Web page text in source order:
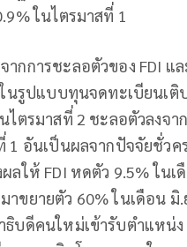
ในไตรมาสที่ 1
ากการชะลอตัวของ FDI แ
ในรูปแบบทุนจดทะเบียนเติ
ไตรมาสที่ 2 ชะลอตัวลงจา
1 อันเป็นผลจากปัจจัยชั่วค
ผลให้ FDI หดตัว 9.5% ในเ
าขยายตัว 60% ในเดือน มิ.
ธิบดีคนใหม่เข้ารับตำแหน่ง